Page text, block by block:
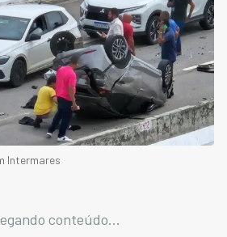
Intermares
conteúdo...